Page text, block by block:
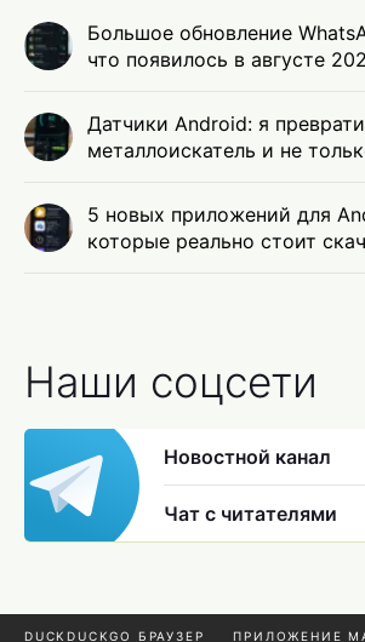
Большое обновление
что появилось в августе
Датчики Android: я
металлоискатель и не
5 новых приложений для
которые реально стоит
Наши соцсети
Новостной канал
Чат с читателями
DUCKDUCKGO БРАУЗЕР ПРИЛОЖЕНИЕ